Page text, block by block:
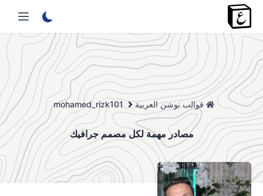
قوالب نوشن العربية mohamed_rizk101
مصادر مهمة لكل مصمم جرافيك